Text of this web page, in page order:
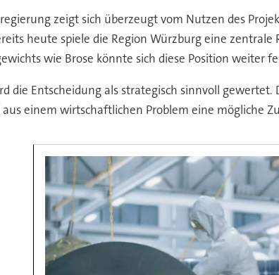
zeigt sich überzeugt vom Nutzen des
heute spiele die Region Würzburg eine
wie Brose könnte sich diese Position weiter
die Entscheidung als strategisch sinnvoll
einem wirtschaftlichen Problem eine mögliche